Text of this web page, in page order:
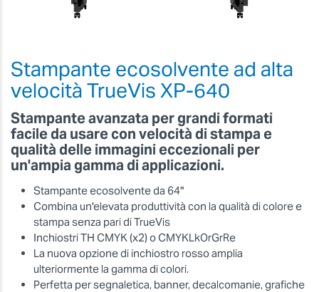
Stampante ecosolvente ad alta
velocità TrueVis XP-640
Stampante avanzata per grandi formati
facile da usare con velocità di stampa e
qualità delle immagini eccezionali per
un'ampia gamma di applicazioni.
Stampante ecosolvente da 64"
Combina un'elevata produttività con la qualità di colore e
stampa senza pari di TrueVis
Inchiostri TH CMYK (x2) o CMYKLkOrGrRe
La nuova opzione di inchiostro rosso amplia
ulteriormente la gamma di colori.
Perfetta per segnaletica, banner, decalcomanie, grafiche